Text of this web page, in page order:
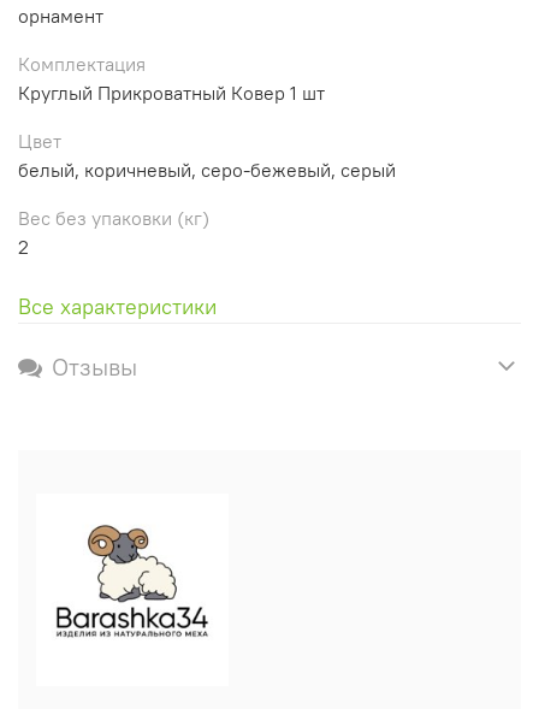
орнамент
Комплектация
Круглый Прикроватный Ковер 1 шт
Цвет
белый, коричневый, серо-бежевый, серый
Вес без упаковки (кг)
2
Все характеристики
Отзывы